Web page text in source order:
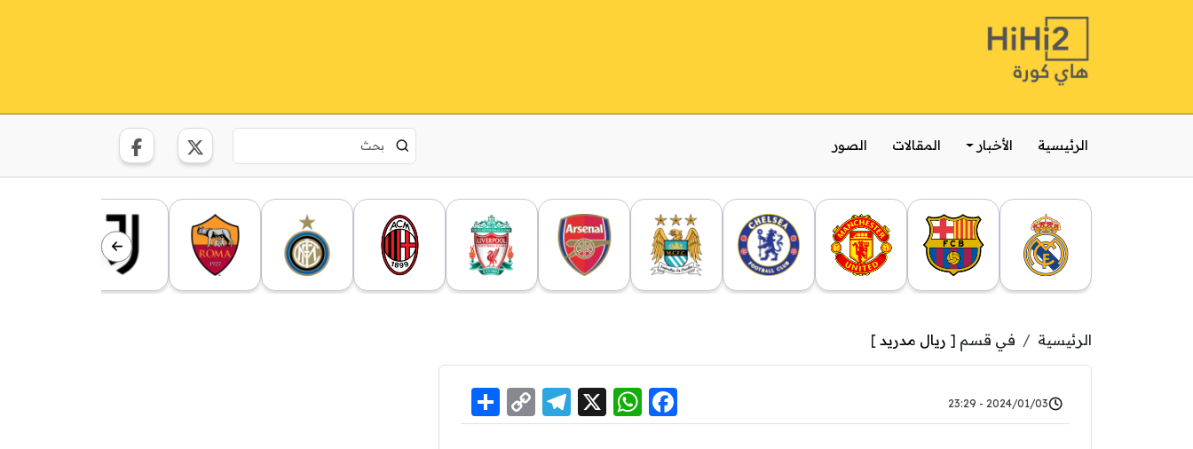
الرئيسية الأخبار المقالات الصور
الرئيسية في قسم [ ريال مدريد ]
2024/01/03 - 23:29
Facebook
WhatsApp
X
Telegram
Copy
Link